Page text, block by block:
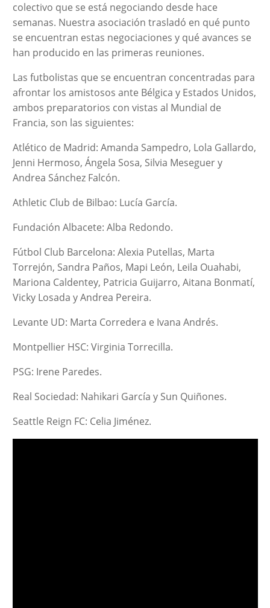
colectivo que se está negociando desde hace
semanas. Nuestra asociación trasladó en qué punto
se encuentran estas negociaciones y qué avances se
han producido en las primeras reuniones.
Las futbolistas que se encuentran concentradas para
afrontar los amistosos ante Bélgica y Estados Unidos,
ambos preparatorios con vistas al Mundial de
Francia, son las siguientes:
Atlético de Madrid: Amanda Sampedro, Lola Gallardo,
Jenni Hermoso, Ángela Sosa, Silvia Meseguer y
Andrea Sánchez Falcón.
Athletic Club de Bilbao: Lucía García.
Fundación Albacete: Alba Redondo.
Fútbol Club Barcelona: Alexia Putellas, Marta
Torrejón, Sandra Paños, Mapi León, Leila Ouahabi,
Mariona Caldentey, Patricia Guijarro, Aitana Bonmatí,
Vicky Losada y Andrea Pereira.
Levante UD: Marta Corredera e Ivana Andrés.
Montpellier HSC: Virginia Torrecilla.
PSG: Irene Paredes.
Real Sociedad: Nahikari García y Sun Quiñones.
Seattle Reign FC: Celia Jiménez.